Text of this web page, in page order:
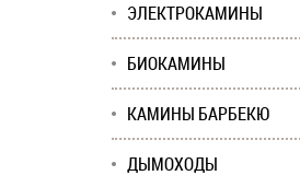
ЭЛЕКТРОКАМИНЫ
БИОКАМИНЫ
КАМИНЫ БАРБЕКЮ
ДЫМОХОДЫ